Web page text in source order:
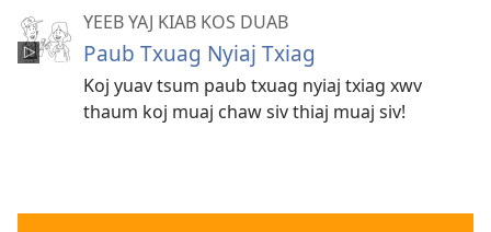
YEEB YAJ KIAB KOS DUAB
Paub Txuag Nyiaj Txiag
Koj yuav tsum paub txuag nyiaj txiag xwv
thaum koj muaj chaw siv thiaj muaj siv!